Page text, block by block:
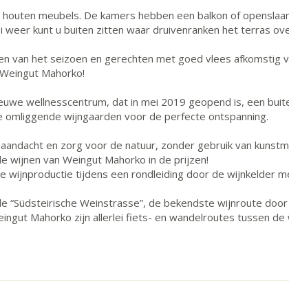
meubels. De kamers hebben een balkon of
kunt u buiten zitten waar druivenranken het terras
van het seizoen en gerechten met goed vlees afkomstig
Mahorko!
wellnesscentrum, dat in mei 2019 geopend is, een
wijngaarden voor de perfecte ontspanning.
en zorg voor de natuur, zonder gebruik van
wijnen van Weingut Mahorko in de prijzen!
wijnproductie tijdens een rondleiding door de wijnkelder
“Südsteirische Weinstrasse”, de bekendste wijnroute
Mahorko zijn allerlei fiets- en wandelroutes tussen